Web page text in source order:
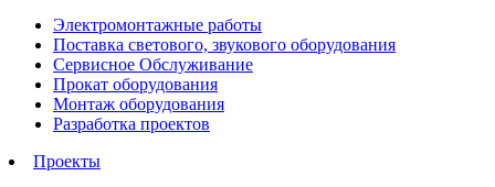
Электромонтажные работы
Поставка светового, звукового оборудования
Сервисное Обслуживание
Прокат оборудования
Монтаж оборудования
Разработка проектов
Проекты